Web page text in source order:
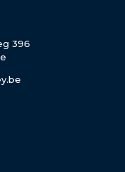
396